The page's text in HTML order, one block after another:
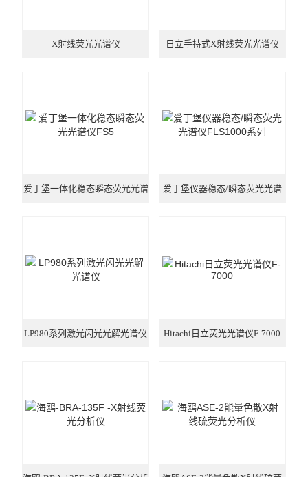
X射线荧光光谱仪 日立手持式X射线荧光光谱仪
爱丁堡一体化稳态瞬态荧光光谱 爱丁堡仪器稳态/瞬态荧光光谱
LP980系列激光闪光光解光谱仪 Hitachi日立荧光光谱仪F-7000